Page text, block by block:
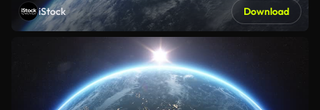
iStock Download